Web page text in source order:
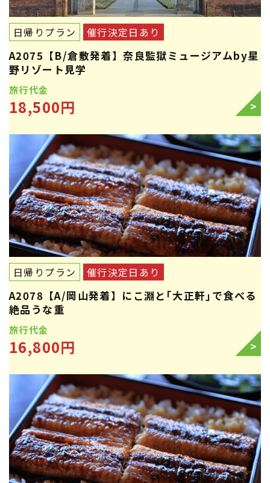
日帰りプラン 催行決定日あり
A2075【B/倉敷発着】奈良監獄ミュージアムby星
野リゾート見学
旅行代金
18,500円 >
日帰りプラン 催行決定日あり
A2078【A/岡山発着】にこ淵と｢大正軒｣で食べる
絶品うな重
旅行代金
16,800円 >